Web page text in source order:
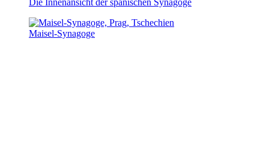
Die Innenansicht der spanischen Synagoge
Maisel-Synagoge